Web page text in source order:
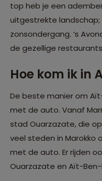
top heb je een
uitgestrekte
zonsondergang. ‘s
de gezellige
Hoe kom ik in
De beste manier om
met de auto. Vanaf
stad Ouarzazate, die
veel steden in Marokko
met de auto. Er rijden
Ouarzazate en Aït-